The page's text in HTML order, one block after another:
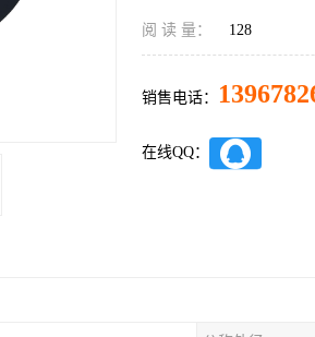
阅 读 量： 128
销售电话：
在线QQ：